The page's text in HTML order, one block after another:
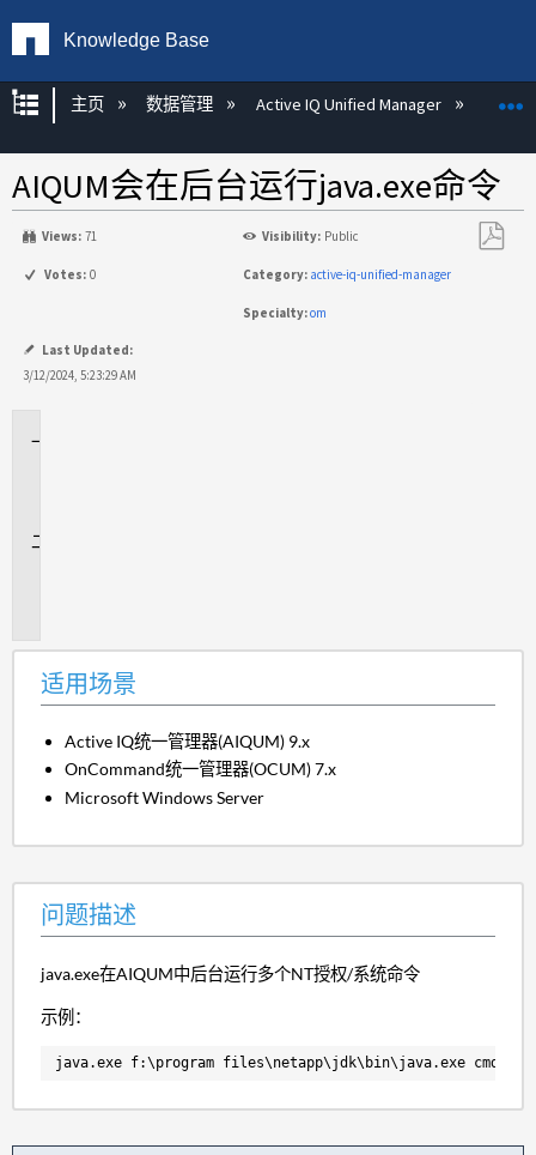
Knowledge Base
扩展/隐缩全局层次
主页 数据管理 Active IQ Unified Manager
AIQUM会在后台运行java.exe命令
Views: 71 Visibility: Public
Votes: 0 Category: active-iq-unified-manager
Specialty:om
Last Updated:
3/12/2024, 5:23:29 AM
适用场景
Active IQ统一管理器(AIQUM) 9.x
OnCommand统一管理器(OCUM) 7.x
Microsoft Windows Server
问题描述
java.exe在AIQUM中后台运行多个NT授权/系统命令
示例：
java.exe f:\program files\netapp\jdk\bin\java.exe